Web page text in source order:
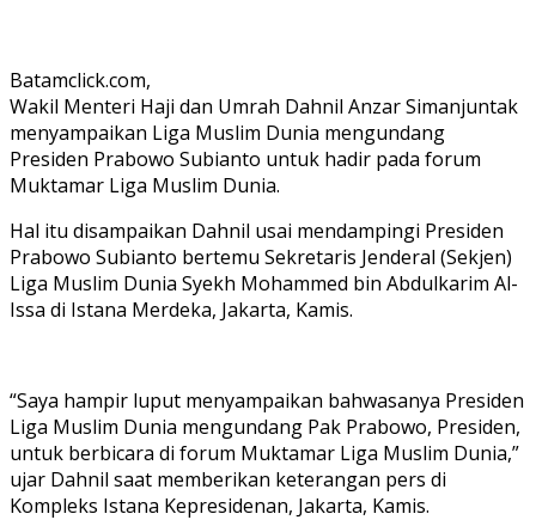
Batamclick.com,
Wakil Menteri Haji dan Umrah Dahnil Anzar Simanjuntak
menyampaikan Liga Muslim Dunia mengundang
Presiden Prabowo Subianto untuk hadir pada forum
Muktamar Liga Muslim Dunia.
Hal itu disampaikan Dahnil usai mendampingi Presiden
Prabowo Subianto bertemu Sekretaris Jenderal (Sekjen)
Liga Muslim Dunia Syekh Mohammed bin Abdulkarim Al-
Issa di Istana Merdeka, Jakarta, Kamis.
“Saya hampir luput menyampaikan bahwasanya Presiden
Liga Muslim Dunia mengundang Pak Prabowo, Presiden,
untuk berbicara di forum Muktamar Liga Muslim Dunia,”
ujar Dahnil saat memberikan keterangan pers di
Kompleks Istana Kepresidenan, Jakarta, Kamis.